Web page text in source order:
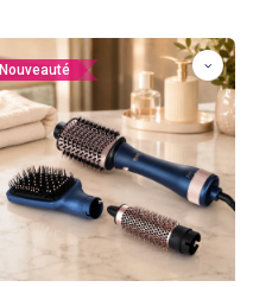
Nouveauté